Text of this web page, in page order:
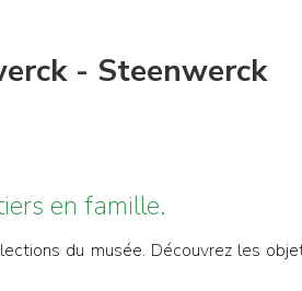
- Steenwerck
en famille.
du musée. Découvrez les